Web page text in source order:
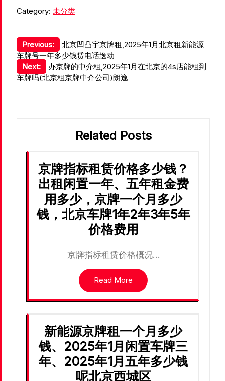
Category: 未分类
文
章
导
Previous:
北京凹凸宇京牌租,2025年1月北京租新能源
车牌号一年多少钱赁电话逸动
Next:
办京牌的中介租,2025年1月在北京的4s店能租到
车牌吗(北京租京牌中介公司)朗逸
Related Posts
京牌指标租赁价格多少钱？
出租闲置一年、五年租金费
用多少，京牌一个月多少
钱，北京车牌1年2年3年5年
价格费用
京牌指标租赁价格概况…
Read More
新能源京牌租一个月多少
钱、2025年1月闲置车牌三
年、2025年1月五年多少钱
呢北京西城区